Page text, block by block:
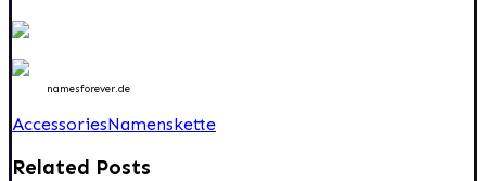
namesforever.de
AccessoriesNamenskette
Related Posts